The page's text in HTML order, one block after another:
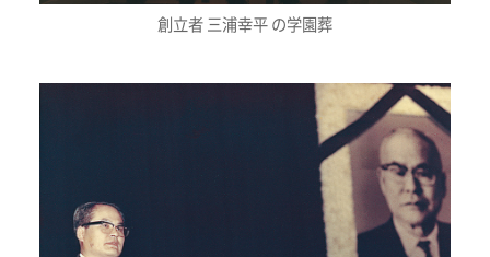
創立者 三浦幸平 の学園葬